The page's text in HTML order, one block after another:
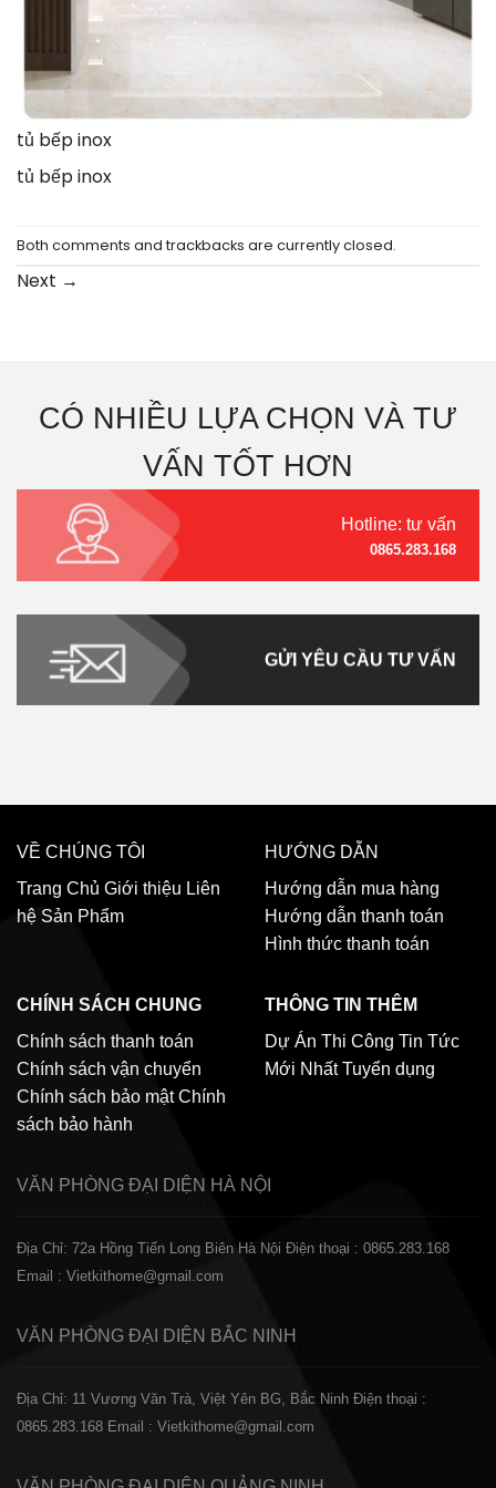
tủ bếp inox
tủ bếp inox
Both comments and trackbacks are currently closed.
Next →
CÓ NHIỀU LỰA CHỌN VÀ TƯ
VẤN TỐT HƠN
Hotline: tư vấn
0865.283.168
GỬI YÊU CẦU TƯ VẤN
VỀ CHÚNG TÔI
Trang Chủ Giới thiệu Liên
hệ Sản Phẩm
HƯỚNG DẪN
Hướng dẫn mua hàng
Hướng dẫn thanh toán
Hình thức thanh toán
CHÍNH SÁCH CHUNG
Chính sách thanh toán
Chính sách vận chuyển
Chính sách bảo mật Chính
sách bảo hành
THÔNG TIN THÊM
Dự Án Thi Công Tin Tức
Mới Nhất Tuyển dụng
VĂN PHÒNG ĐẠI DIỆN HÀ NỘI
Địa Chỉ: 72a Hồng Tiến Long Biên Hà Nội Điện thoại : 0865.283.168
Email : Vietkithome@gmail.com
VĂN PHÒNG ĐẠI DIỆN BẮC NINH
Địa Chỉ: 11 Vương Văn Trà, Việt Yên BG, Bắc Ninh Điện thoại :
0865.283.168 Email : Vietkithome@gmail.com